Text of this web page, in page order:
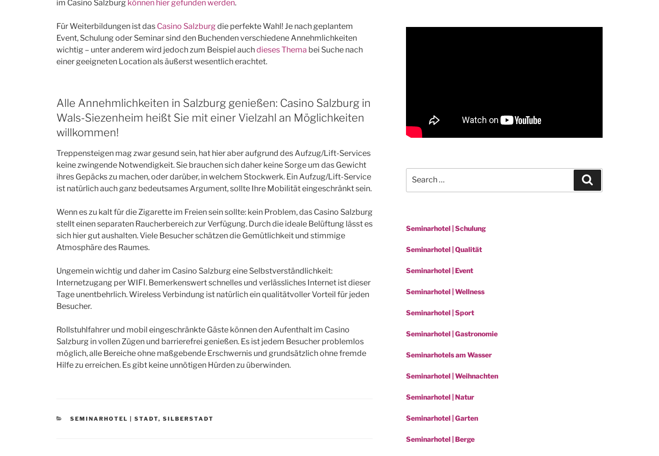
im Casino Salzburg können hier gefunden werden.
Für Weiterbildungen ist das Casino Salzburg die perfekte Wahl! Je nach geplantem
Event, Schulung oder Seminar sind den Buchenden verschiedene Annehmlichkeiten
wichtig – unter anderem wird jedoch zum Beispiel auchdieses Thema bei Suche nach
einer geeigneten Location als äußerst wesentlich erachtet.
Alle Annehmlichkeiten in Salzburg genießen: Casino Salzburg in
Wals-Siezenheim heißt Sie mit einer Vielzahl an Möglichkeiten
willkommen!
Treppensteigen mag zwar gesund sein, hat hier aber aufgrund des Aufzug/Lift-Services
keine zwingende Notwendigkeit. Sie brauchen sich daher keine Sorge um das Gewicht
ihres Gepäcks zu machen, oder darüber, in welchem Stockwerk. Ein Aufzug/Lift-Service
ist natürlich auch ganz bedeutsames Argument, sollte Ihre Mobilität eingeschränkt sein.
Wenn es zu kalt für die Zigarette im Freien sein sollte: kein Problem, das Casino Salzburg
stellt einen separaten Raucherbereich zur Verfügung. Durch die ideale Belüftung lässt es
sich hier gut aushalten. Viele Besucher schätzen die Gemütlichkeit und stimmige
Atmosphäre des Raumes.
Ungemein wichtig und daher im Casino Salzburg eine Selbstverständlichkeit:
Internetzugang per WIFI. Bemerkenswert schnelles und verlässliches Internet ist dieser
Tage unentbehrlich. Wireless Verbindung ist natürlich ein qualitätvoller Vorteil für jeden
Besucher.
Rollstuhlfahrer und mobil eingeschränkte Gäste können den Aufenthalt im Casino
Salzburg in vollen Zügen und barrierefrei genießen. Es ist jedem Besucher problemlos
möglich, alle Bereiche ohne maßgebende Erschwernis und grundsätzlich ohne fremde
Hilfe zu erreichen. Es gibt keine unnötigen Hürden zu überwinden.
CATEGORIES
SEMINARHOTEL | STADT, SILBERSTADT
for:
Seminarhotel | Schulung
Seminarhotel | Qualität
Seminarhotel | Event
Seminarhotel | Wellness
Seminarhotel | Sport
Seminarhotel | Gastronomie
Seminarhotels am Wasser
Seminarhotel | Weihnachten
Seminarhotel | Natur
Seminarhotel | Garten
Seminarhotel | Berge